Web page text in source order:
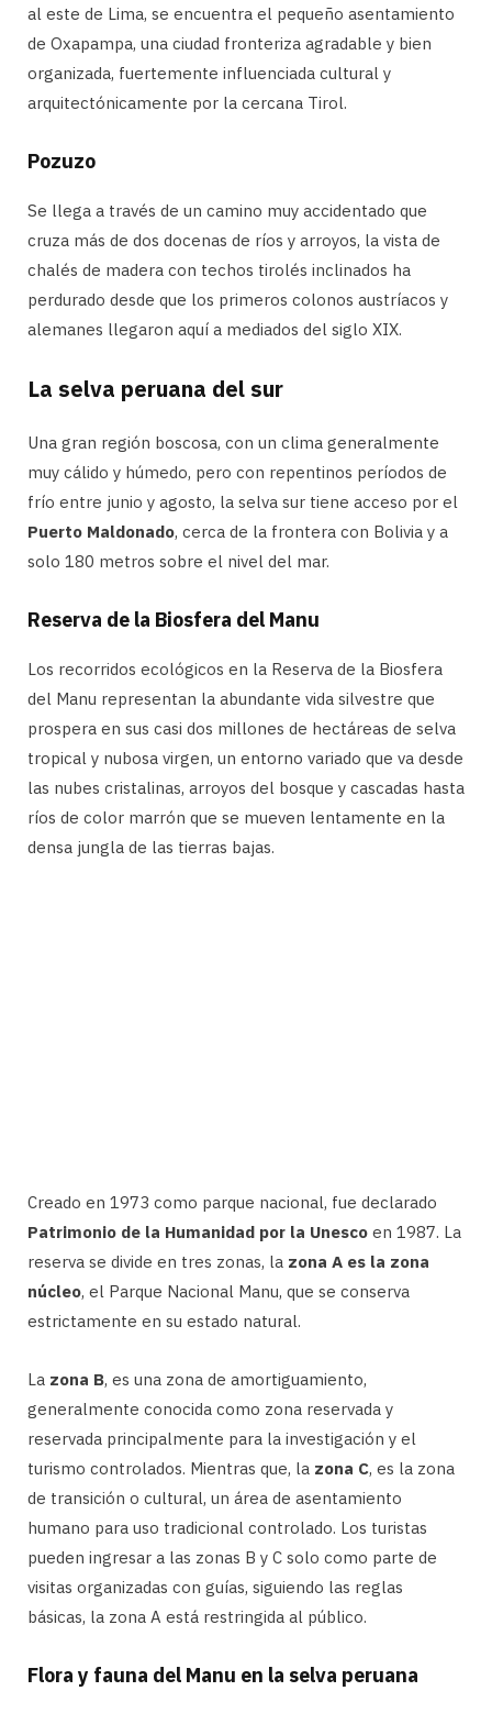
al este de Lima, se encuentra el pequeño asentamiento
de Oxapampa, una ciudad fronteriza agradable y bien
organizada, fuertemente influenciada cultural y
arquitectónicamente por la cercana Tirol.
Pozuzo
Se llega a través de un camino muy accidentado que
cruza más de dos docenas de ríos y arroyos, la vista de
chalés de madera con techos tirolés inclinados ha
perdurado desde que los primeros colonos austríacos y
alemanes llegaron aquí a mediados del siglo XIX.
La selva peruana del sur
Una gran región boscosa, con un clima generalmente
muy cálido y húmedo, pero con repentinos períodos de
frío entre junio y agosto, la selva sur tiene acceso por el
Puerto Maldonado, cerca de la frontera con Bolivia y a
solo 180 metros sobre el nivel del mar.
Reserva de la Biosfera del Manu
Los recorridos ecológicos en la Reserva de la Biosfera
del Manu representan la abundante vida silvestre que
prospera en sus casi dos millones de hectáreas de selva
tropical y nubosa virgen, un entorno variado que va desde
las nubes cristalinas, arroyos del bosque y cascadas hasta
ríos de color marrón que se mueven lentamente en la
densa jungla de las tierras bajas.
Creado en 1973 como parque nacional, fue declarado
Patrimonio de la Humanidad por la Unesco en 1987. La
reserva se divide en tres zonas, la zona A es la zona
núcleo, el Parque Nacional Manu, que se conserva
estrictamente en su estado natural.
La zona B, es una zona de amortiguamiento,
generalmente conocida como zona reservada y
reservada principalmente para la investigación y el
turismo controlados. Mientras que, la zona C, es la zona
de transición o cultural, un área de asentamiento
humano para uso tradicional controlado. Los turistas
pueden ingresar a las zonas B y C solo como parte de
visitas organizadas con guías, siguiendo las reglas
básicas, la zona A está restringida al público.
Flora y fauna del Manu en la selva peruana